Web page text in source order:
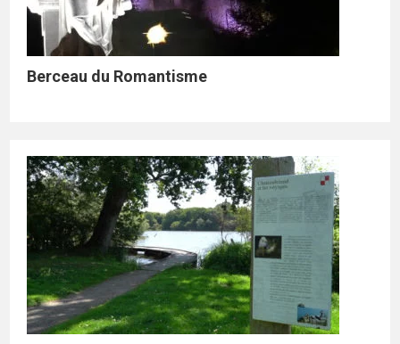
Berceau du Romantisme